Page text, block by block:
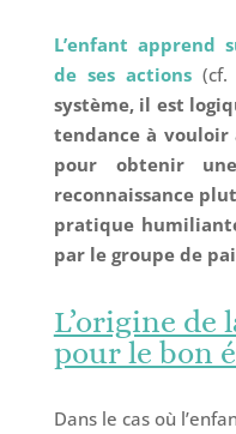
L’enfant apprend
de ses actions(cf.
système, il est
tendance à vouloir
pour obtenir
reconnaissance
pratique
par le groupe de
L’origine de
pour le bon
Dans le cas où